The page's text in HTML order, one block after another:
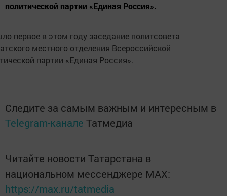
политической партии «Единая Россия».
первое в этом году заседание политсовета
местного отделения Всероссийской
партии «Единая Россия».
Следите за самым важным и интересным в
Telegram-канале Татмедиа
Читайте новости Татарстана в
национальном мессенджере MАХ:
https://max.ru/tatmedia